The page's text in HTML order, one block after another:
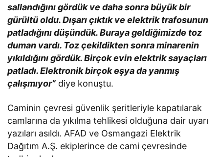
sallandığını gördük ve daha sonra büyük bir
gürültü oldu. Dışarı çıktık ve elektrik trafosunun
patladığını düşündük. Buraya geldiğimizde toz
duman vardı. Toz çekildikten sonra minarenin
yıkıldığını gördük. Birçok evin elektrik sayaçları
patladı. Elektronik birçok eşya da yanmış
çalışmıyor” diye konuştu.
Caminin çevresi güvenlik şeritleriyle kapatılarak
camlarına da yıkılma tehlikesi olduğuna dair uyarı
yazıları asıldı. AFAD ve Osmangazi Elektrik
Dağıtım A.Ş. ekiplerince de cami çevresinde